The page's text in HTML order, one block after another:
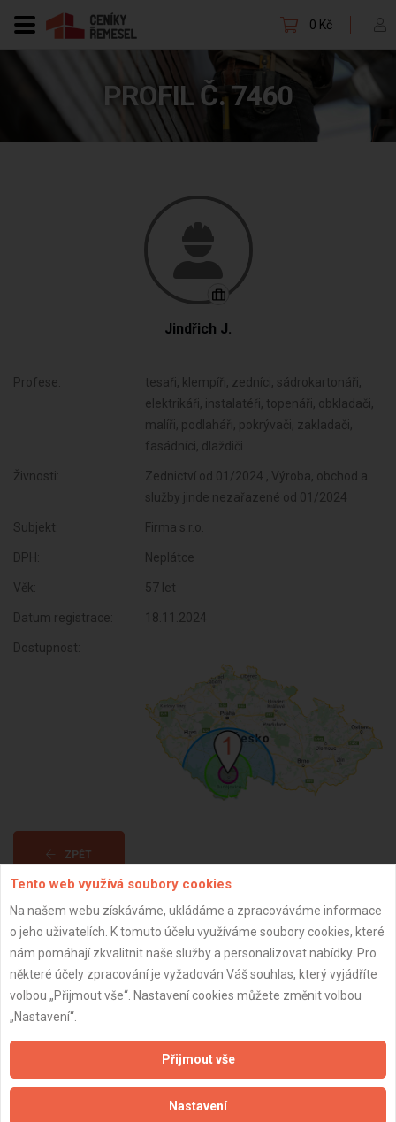
0 Kč
PROFIL Č. 7460
Jindřich J.
Profese:
tesaři, klempíři, zedníci, sádrokartonáři,
elektrikáři, instalatéři, topenáři, obkladači,
malíři, podlaháři, pokrývači, zakladači,
fasádníci, dlaždiči
Živnosti:
Zednictví od 01/2024 , Výroba, obchod a
služby jinde nezařazené od 01/2024
Subjekt: Firma s.r.o.
DPH: Neplátce
Věk: 57 let
Datum registrace: 18.11.2024
Dostupnost:
ZPĚT
Aktualizováno z portálu ARES dne 11.01.2025 22:56:30
Naše firmy a řemeslníci
Zpracování a ochrana osobních údajů
Zásady pro používání souborů cookie
Tento web využívá soubory cookies
Na našem webu získáváme, ukládáme a zpracováváme informace
o jeho uživatelích. K tomuto účelu využíváme soubory cookies, které
nám pomáhají zkvalitnit naše služby a personalizovat nabídky. Pro
některé účely zpracování je vyžadován Váš souhlas, který vyjádříte
volbou „Přijmout vše“. Nastavení cookies můžete změnit volbou
„Nastavení“.
Přijmout vše
Nastavení